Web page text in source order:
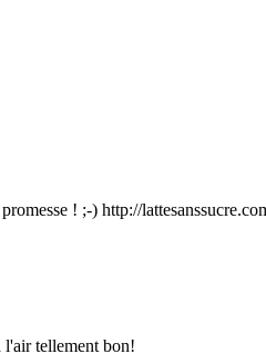
! ;-) http://
l'air tellement bon!